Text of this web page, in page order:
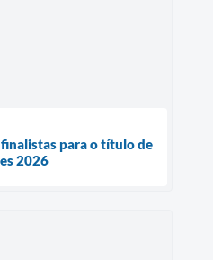
para o título de
2026